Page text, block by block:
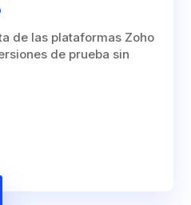
de las plataformas Zoho
de prueba sin